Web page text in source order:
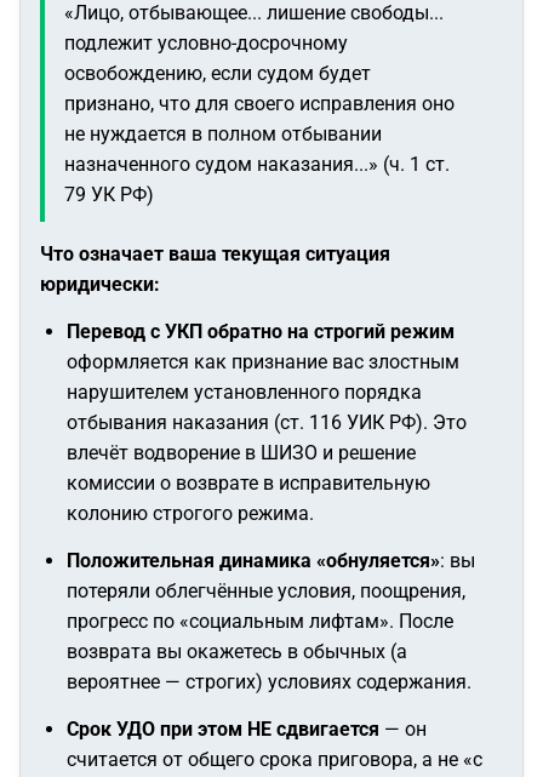
«Лицо, отбывающее... лишение свободы...
подлежит условно-досрочному
освобождению, если судом будет
признано, что для своего исправления оно
не нуждается в полном отбывании
назначенного судом наказания...» (ч. 1 ст.
79 УК РФ)
Что означает ваша текущая ситуация
юридически:
Перевод с УКП обратно на строгий режим
оформляется как признание вас злостным
нарушителем установленного порядка
отбывания наказания (ст. 116 УИК РФ). Это
влечёт водворение в ШИЗО и решение
комиссии о возврате в исправительную
колонию строгого режима.
Положительная динамика «обнуляется»: вы
потеряли облегчённые условия, поощрения,
прогресс по «социальным лифтам». После
возврата вы окажетесь в обычных (а
вероятнее — строгих) условиях содержания.
Срок УДО при этом НЕ сдвигается — он
считается от общего срока приговора, а не «с